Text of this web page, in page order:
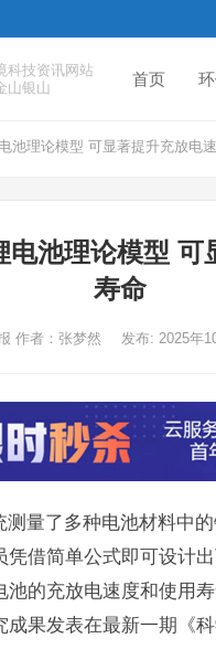
科技资讯网站
山银山
首页
池理论模型 可显著提升充放电
池理论模型 可
寿命
作者：张梦然 发布: 2025年
量了多种电池材料中
借简单公式即可设计
的充放电速度和使用
果发表在最新一期《科